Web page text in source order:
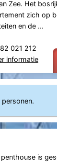
Zee. Het
zich op
en de ...
021 212
informatie
penthouse is